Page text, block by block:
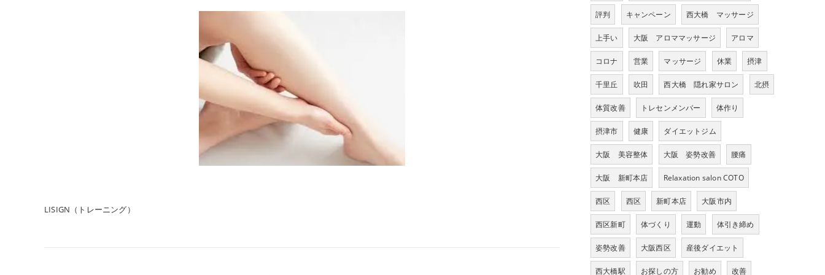
LISIGN（トレーニング）
評判 キャンペーン 西大橋 マッサージ
上手い 大阪 アロママッサージ アロマ
コロナ 営業 マッサージ 休業 摂津
千里丘 吹田 西大橋 隠れ家サロン 北摂
体質改善 トレセンメンバー 体作り
摂津市 健康 ダイエットジム
大阪 美容整体 大阪 姿勢改善 腰痛
大阪 新町本店 Relaxation salon COTO
西区 西区 新町本店 大阪市内
西区新町 体づくり 運動 体引き締め
姿勢改善 大阪西区 産後ダイエット
西大橋駅 お探しの方 お勧め 改善